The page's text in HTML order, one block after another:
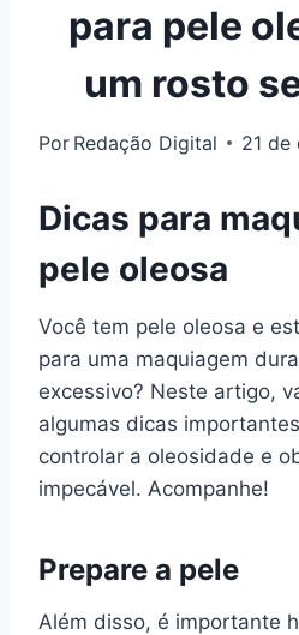
para pele
um rosto
Por Redação Digital 21 de
Dicas para
pele oleosa
Você tem pele oleosa e
para uma maquiagem
excessivo? Neste artigo,
algumas dicas
controlar a oleosidade e
impecável. Acompanhe!
Prepare a pele
Além disso, é importante